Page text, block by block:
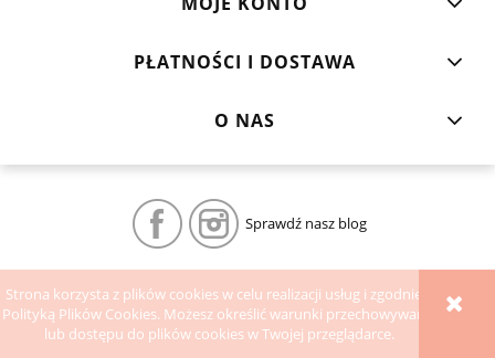
Strona korzysta z plików cookies w celu realizacji usług i zgodnie z
Polityką Plików Cookies. Możesz określić warunki przechowywania
lub dostępu do plików cookies w Twojej przeglądarce.
PŁATNOŚCI I DOSTAWA
O NAS
Sprawdź nasz blog
POKAŻ PEŁNĄ WERSJĘ STRONY
Sklep internetowy Shoper.pl